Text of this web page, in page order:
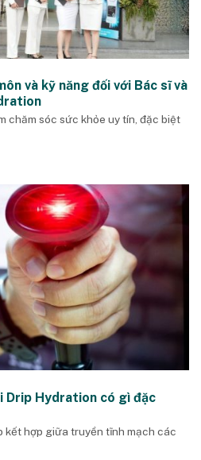
và kỹ năng đối với Bác sĩ và
chăm sóc sức khỏe uy tín, đặc biệt
Drip Hydration có gì đặc
kết hợp giữa truyền tĩnh mạch các